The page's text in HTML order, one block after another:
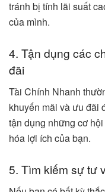
tránh bị tính lãi suất
của mình.
4. Tận dụng các
đãi
Tài Chính Nhanh
khuyến mãi và ưu đãi
tận dụng những cơ
hóa lợi ích của bạn.
5. Tìm kiếm sự tư